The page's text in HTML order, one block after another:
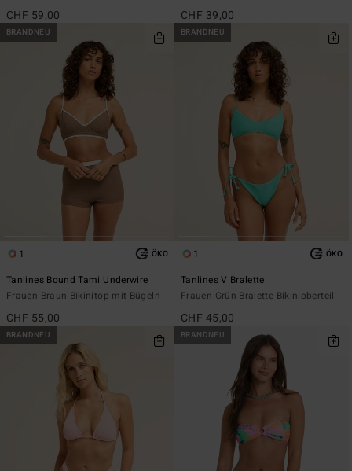
CHF 59,00 CHF 39,00
BRANDNEU
1 ÖKO
Tanlines Bound Tami Underwire
Frauen Braun Bikinitop mit Bügeln
CHF 55,00
BRANDNEU
1 ÖKO
Tanlines V Bralette
Frauen Grün Bralette-Bikinioberteil
CHF 45,00
BRANDNEU BRANDNEU